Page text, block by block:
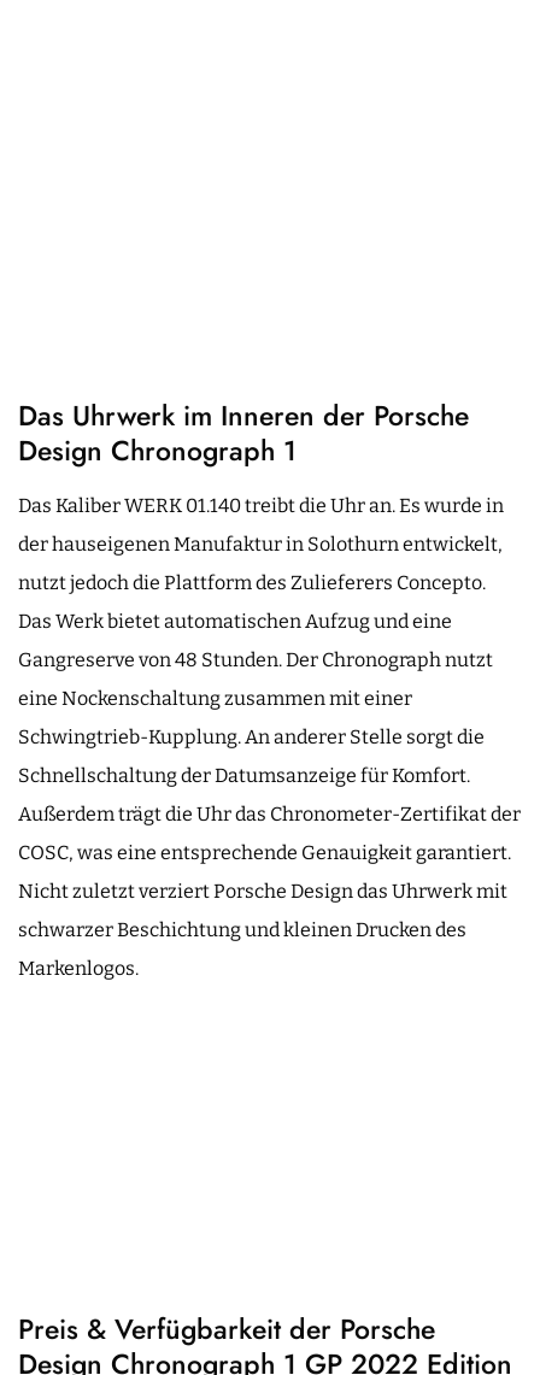
Das Uhrwerk im Inneren der Porsche
Design Chronograph 1
Das Kaliber WERK 01.140 treibt die Uhr an. Es wurde in
der hauseigenen Manufaktur in Solothurn entwickelt,
nutzt jedoch die Plattform des Zulieferers Concepto.
Das Werk bietet automatischen Aufzug und eine
Gangreserve von 48 Stunden. Der Chronograph nutzt
eine Nockenschaltung zusammen mit einer
Schwingtrieb-Kupplung. An anderer Stelle sorgt die
Schnellschaltung der Datumsanzeige für Komfort.
Außerdem trägt die Uhr das Chronometer-Zertifikat der
COSC, was eine entsprechende Genauigkeit garantiert.
Nicht zuletzt verziert Porsche Design das Uhrwerk mit
schwarzer Beschichtung und kleinen Drucken des
Markenlogos.
Preis & Verfügbarkeit der Porsche
Design Chronograph 1 GP 2022 Edition